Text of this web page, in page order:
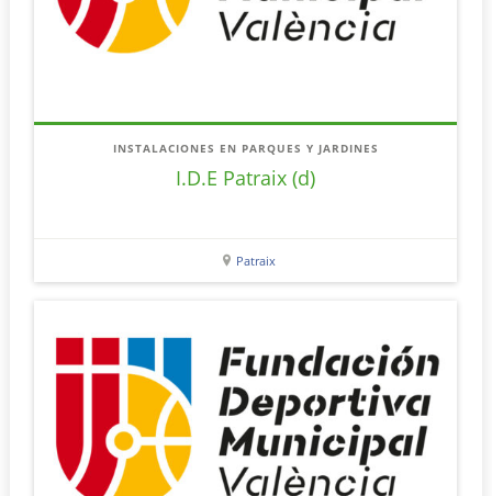
INSTALACIONES EN PARQUES Y JARDINES
I.D.E Patraix (d)
Patraix